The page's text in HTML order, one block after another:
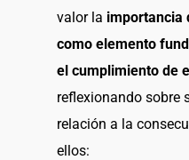
valor la importancia
como elemento
el cumplimiento de
reflexionando sobre
relación a la
ellos: